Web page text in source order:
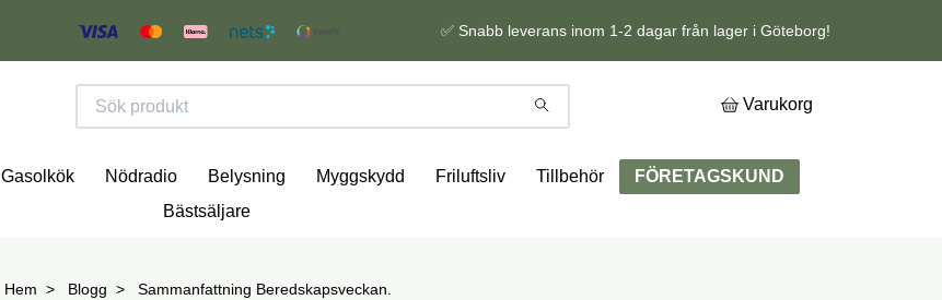
✅ Snabb leverans inom 1-2 dagar från lager i Göteborg!
Varukorg
Gasolkök Nödradio Belysning Myggskydd Friluftsliv Tillbehör
FÖRETAGSKUND
Bästsäljare
Hem Blogg Sammanfattning Beredskapsveckan.